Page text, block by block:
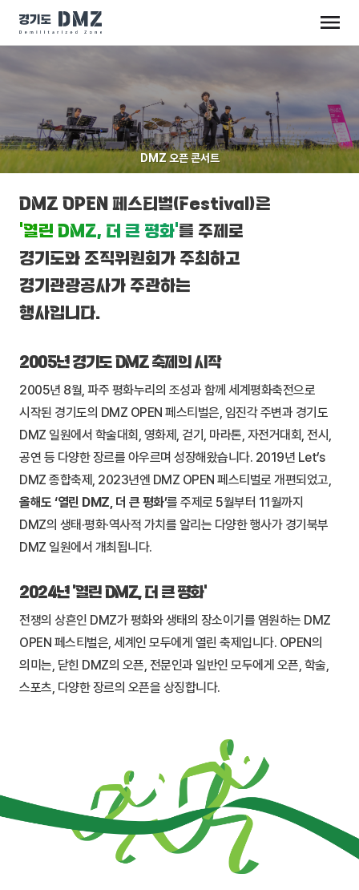
DMZ 오픈 콘서트
DMZ OPEN 페스티벌(Festival)은
‘열린 DMZ, 더 큰 평화’ 를 주제로
경기도와 조직위원회가 주최하고
경기관광공사가 주관하는
행사입니다.
2005년 경기도 DMZ 축제의 시작
2005년 8월, 파주 평화누리의 조성과 함께 세계평화축전으로
시작된 경기도의 DMZ OPEN 페스티벌은, 임진각 주변과 경기도
DMZ 일원에서 학술대회, 영화제, 걷기, 마라톤, 자전거대회, 전시,
공연 등 다양한 장르를 아우르며 성장해왔습니다. 2019년 Let’s
DMZ 종합축제, 2023년엔 DMZ OPEN 페스티벌로 개편되었고,
올해도 ‘열린 DMZ, 더 큰 평화’를 주제로 5월부터 11월까지
DMZ의 생태·평화·역사적 가치를 알리는 다양한 행사가 경기북부
DMZ 일원에서 개최됩니다.
2024년 ‘열린 DMZ, 더 큰 평화’
전쟁의 상흔인 DMZ가 평화와 생태의 장소이기를 염원하는 DMZ
OPEN 페스티벌은, 세계인 모두에게 열린 축제입니다. OPEN의
의미는, 닫힌 DMZ의 오픈, 전문인과 일반인 모두에게 오픈, 학술,
스포츠, 다양한 장르의 오픈을 상징합니다.